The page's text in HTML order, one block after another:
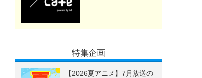
特集企画
【2026夏アニメ】7月放送の